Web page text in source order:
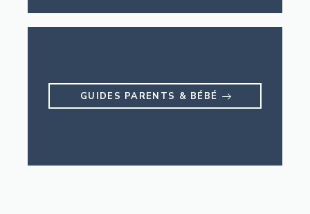
GUIDES PARENTS & BÉBÉ